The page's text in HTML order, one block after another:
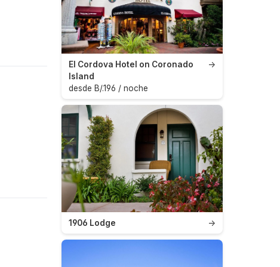
→
El Cordova Hotel on Coronado
Island
desde B/.196 / noche
→
1906 Lodge